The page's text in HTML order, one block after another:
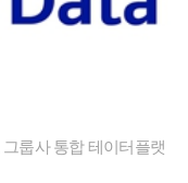
룹사 통합 테이터플랫